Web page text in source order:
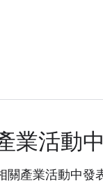
業活動
關產業活動中發